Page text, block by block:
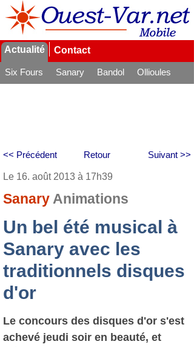
Actualité Contact
Six Fours Sanary Bandol
Ollioules
Retour
<< Précédent Suivant >>
Le 16. août 2013 à 17h39
Sanary Animations
Un bel été musical à
Sanary avec les
traditionnels disques
d'or
Le concours des disques d'or s'est
achevé jeudi soir en beauté, et